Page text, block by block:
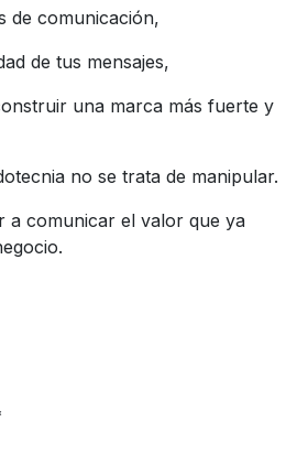
comunicación,
de tus mensajes,
una marca más fuerte y
no se trata de manipular.
a comunicar el valor que ya